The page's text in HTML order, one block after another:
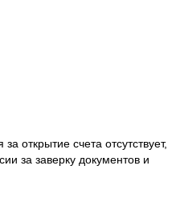
открытие счета отсутствует,
за заверку документов и